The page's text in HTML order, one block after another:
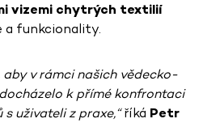
vizemi chytrých textilií
a funkcionality.
aby v rámci našich vědecko-
k přímé konfrontaci
uživateli z praxe,“říká Petr